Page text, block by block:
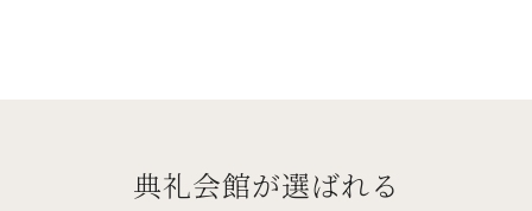
典礼会館が選ばれる